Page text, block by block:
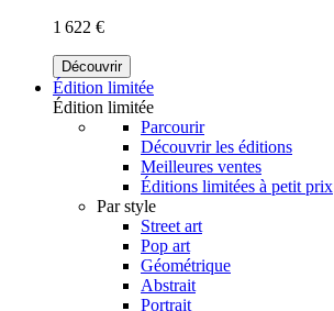
1 622 €
Découvrir
Édition limitée
Édition limitée
Parcourir
Découvrir les éditions
Meilleures ventes
Éditions limitées à petit prix
Par style
Street art
Pop art
Géométrique
Abstrait
Portrait